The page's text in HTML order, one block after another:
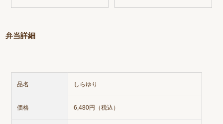
弁当詳細
品名 しらゆり
価格 6,480円（税込）